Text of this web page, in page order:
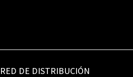
RED DE DISTRIBUCIÓN